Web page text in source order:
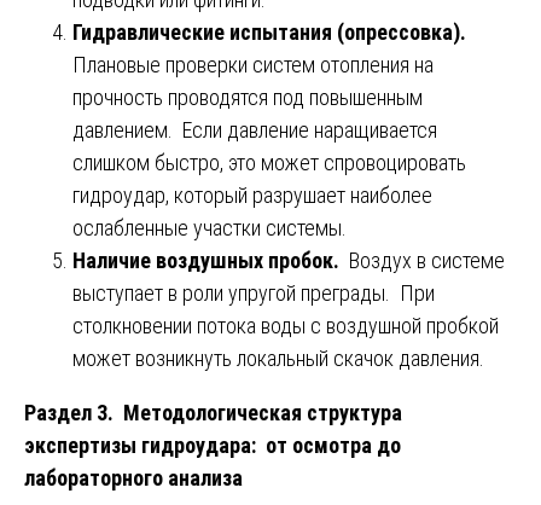
Гидравлические испытания (опрессовка).
Плановые проверки систем отопления на
прочность проводятся под повышенным
давлением. Если давление наращивается
слишком быстро, это может спровоцировать
гидроудар, который разрушает наиболее
ослабленные участки системы.
Наличие воздушных пробок. Воздух в системе
выступает в роли упругой преграды. При
столкновении потока воды с воздушной пробкой
может возникнуть локальный скачок давления.
Раздел 3. Методологическая структура
экспертизы гидроудара: от осмотра до
лабораторного анализа